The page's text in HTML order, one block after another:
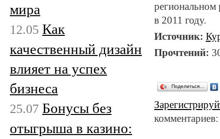
региональном
в 2011 году.
Источник:
Прочтений:
Поделиться…
мира
12.05 Как
качественный дизайн
влияет на успех
бизнеса
25.07 Бонусы без
отыгрыша в казино: